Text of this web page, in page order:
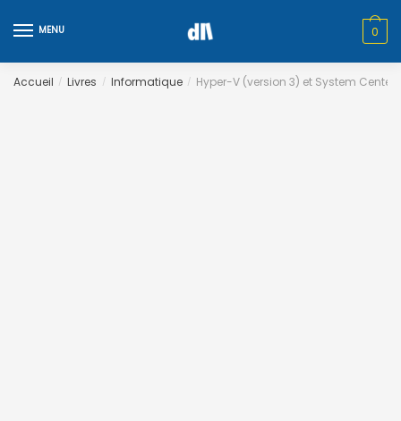
to
to
MENU 0
Accueil / Livres / Informatique / Hyper-V (version 3) et System